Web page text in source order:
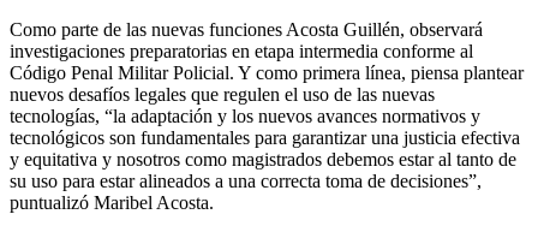
Como parte de las nuevas funciones Acosta Guillén, observará
investigaciones preparatorias en etapa intermedia conforme al
Código Penal Militar Policial. Y como primera línea, piensa plantear
nuevos desafíos legales que regulen el uso de las nuevas
tecnologías, “la adaptación y los nuevos avances normativos y
tecnológicos son fundamentales para garantizar una justicia efectiva
y equitativa y nosotros como magistrados debemos estar al tanto de
su uso para estar alineados a una correcta toma de decisiones”,
puntualizó Maribel Acosta.